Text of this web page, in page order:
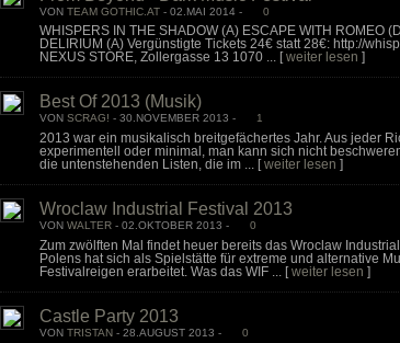
VON TEAM GOTHIC.AT - 02.MAI 2014 - 0
WHISPERS IN THE SHADOW (A) ESCAPE WITH ROMEO
DELIRIUM (A) Vergünstigte Tickets 24€ statt 28€: http://
NEXUS STORE, Zollergasse 13 1070 ... [weiter lesen ]
Best Of 2013 (Musik)
VON SCRAG! - 30.NOVEMBER 2013 - 1
2013 war ein musikalisch breitgefächertes Jahr. Aus jeder
experimentell oder minimal, man kann sich nicht
die untenstehenden Listen, die im ... [weiter lesen ]
Wroclaw Industrial Festival 2013
VON WALTER - 02.OKTOBER 2013 - 0
Zum zwölften Mal findet heuer bereits das Wroclaw
Polens hat sich als Spielstätte für extreme und alternative
Festivalreigen erarbeitet. Was das WIF ... [weiter lesen ]
Castle Party 2013
VON TRISTAN - 28.AUGUST 2013 - 0